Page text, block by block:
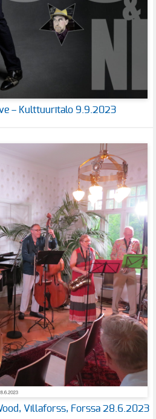
– Kulttuuritalo 9.9.2023
Villaforss, Forssa 28.6.2023